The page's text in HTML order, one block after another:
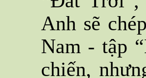
Anh sẽ
Nam - tập
chiến,